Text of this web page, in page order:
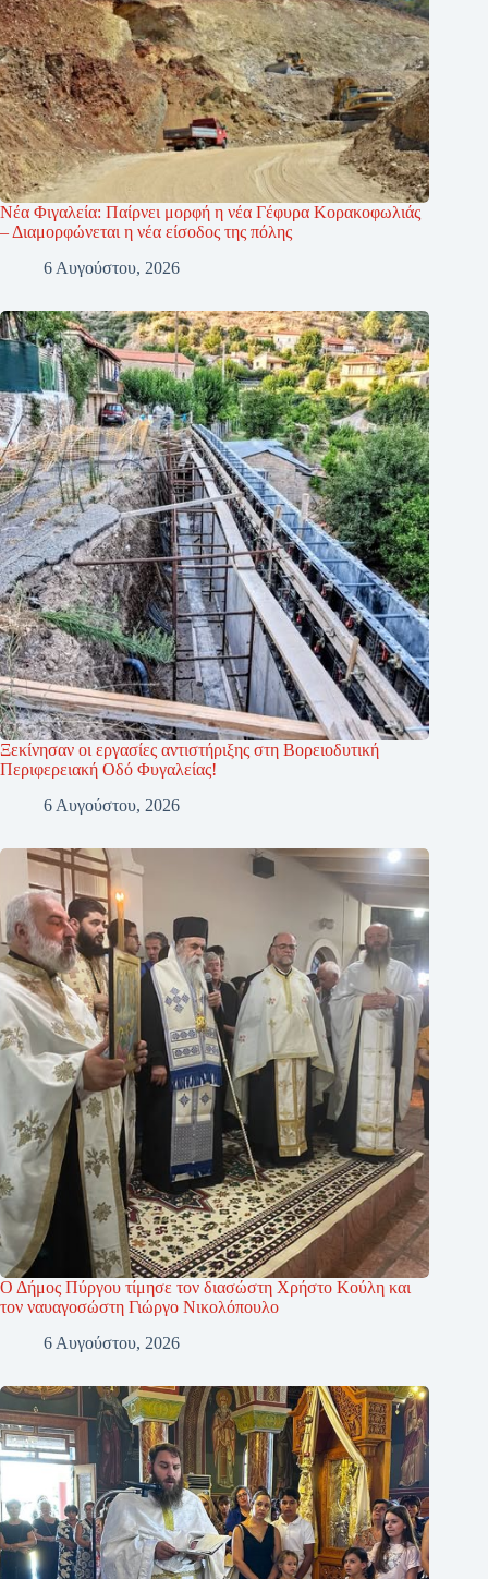
Νέα Φιγαλεία: Παίρνει μορφή η νέα Γέφυρα Κορακοφωλιάς
– Διαμορφώνεται η νέα είσοδος της πόλης
6 Αυγούστου, 2026
Ξεκίνησαν οι εργασίες αντιστήριξης στη Βορειοδυτική
Περιφερειακή Οδό Φυγαλείας!
6 Αυγούστου, 2026
Ο Δήμος Πύργου τίμησε τον διασώστη Χρήστο Κούλη και
τον ναυαγοσώστη Γιώργο Νικολόπουλο
6 Αυγούστου, 2026